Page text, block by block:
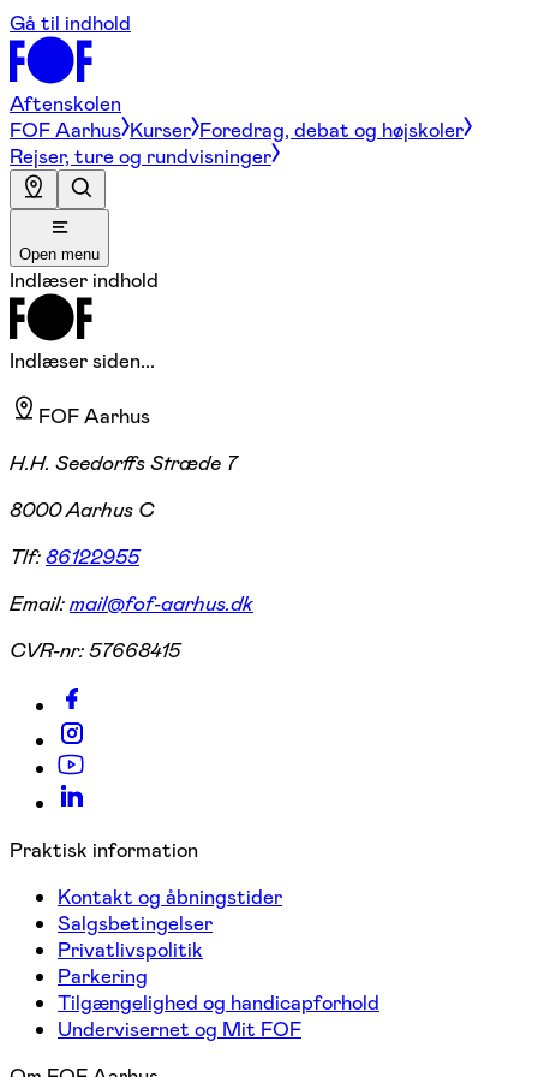
Gå til indhold
Aftenskolen
FOF Aarhus Kurser Foredrag, debat og højskoler
Rejser, ture og rundvisninger
Open menu
Indlæser indhold
Indlæser siden...
FOF Aarhus
H.H. Seedorffs Stræde 7
8000 Aarhus C
Tlf:86122955
Email:mail@fof-aarhus.dk
CVR-nr:57668415
Praktisk information
Kontakt og åbningstider
Salgsbetingelser
Privatlivspolitik
Parkering
Tilgængelighed og handicapforhold
Undervisernet og Mit FOF